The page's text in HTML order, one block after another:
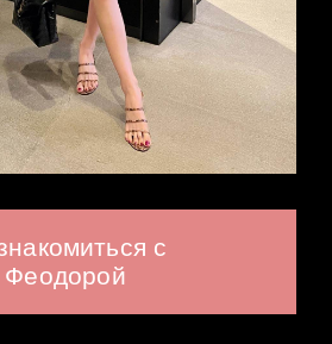
с
Феодорой